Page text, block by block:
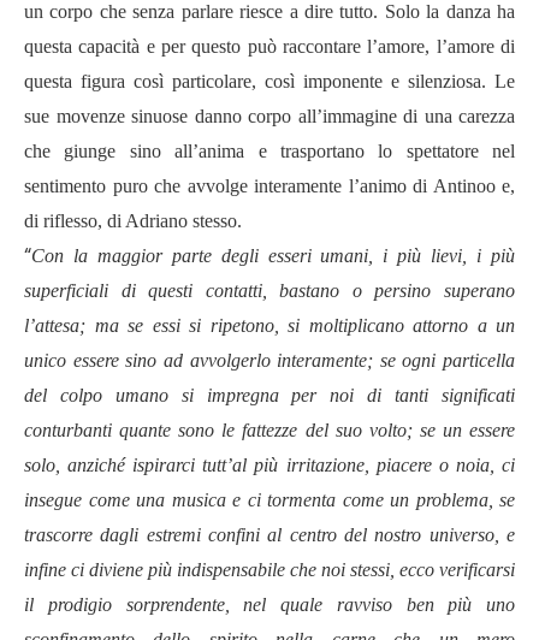
un corpo che senza parlare riesce a dire tutto. Solo la danza ha
questa capacità e per questo può raccontare l’amore, l’amore di
questa figura così particolare, così imponente e silenziosa. Le
sue movenze sinuose danno corpo all’immagine di una carezza
che giunge sino all’anima e trasportano lo spettatore nel
sentimento puro che avvolge interamente l’animo di Antinoo e,
di riflesso, di Adriano stesso.
“Con la maggior parte degli esseri umani, i più lievi, i più
superficiali di questi contatti, bastano o persino superano
l’attesa; ma se essi si ripetono, si moltiplicano attorno a un
unico essere sino ad avvolgerlo interamente; se ogni particella
del colpo umano si impregna per noi di tanti significati
conturbanti quante sono le fattezze del suo volto; se un essere
solo, anziché ispirarci tutt’al più irritazione, piacere o noia, ci
insegue come una musica e ci tormenta come un problema, se
trascorre dagli estremi confini al centro del nostro universo, e
infine ci diviene più indispensabile che noi stessi, ecco verificarsi
il prodigio sorprendente, nel quale ravviso ben più uno